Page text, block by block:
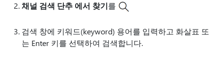
채널 검색 단추 에서 찾기를
검색 창에 키워드(keyword) 용어를 입력하고 화살표 또
는 Enter 키를 선택하여 검색합니다.